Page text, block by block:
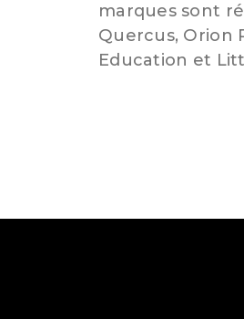
marques sont
Quercus, Orion
Education et